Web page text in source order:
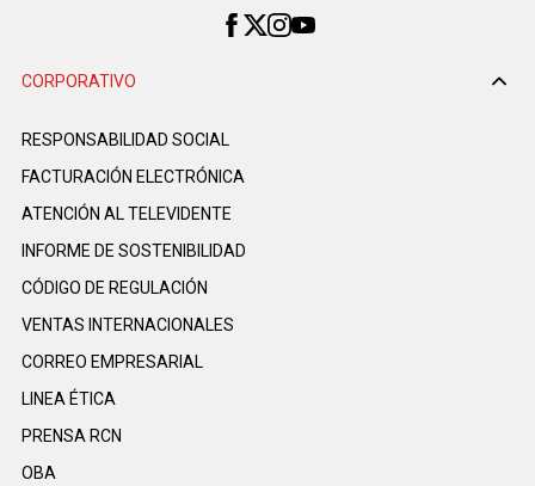
CORPORATIVO
RESPONSABILIDAD SOCIAL
FACTURACIÓN ELECTRÓNICA
ATENCIÓN AL TELEVIDENTE
INFORME DE SOSTENIBILIDAD
CÓDIGO DE REGULACIÓN
VENTAS INTERNACIONALES
CORREO EMPRESARIAL
LINEA ÉTICA
PRENSA RCN
OBA